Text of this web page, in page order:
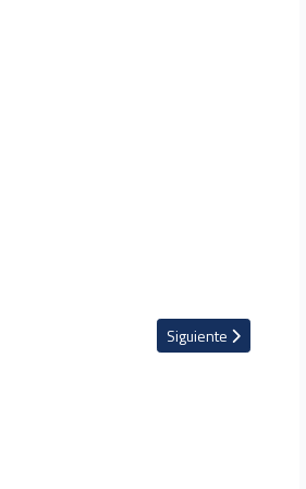
Artículo siguiente:
Siguiente